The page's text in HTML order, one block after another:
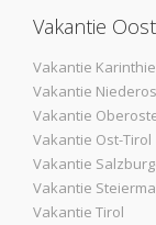
Vakantie
Vakantie Karinthie
Vakantie
Vakantie
Vakantie Ost-Tirol
Vakantie
Vakantie
Vakantie Tirol